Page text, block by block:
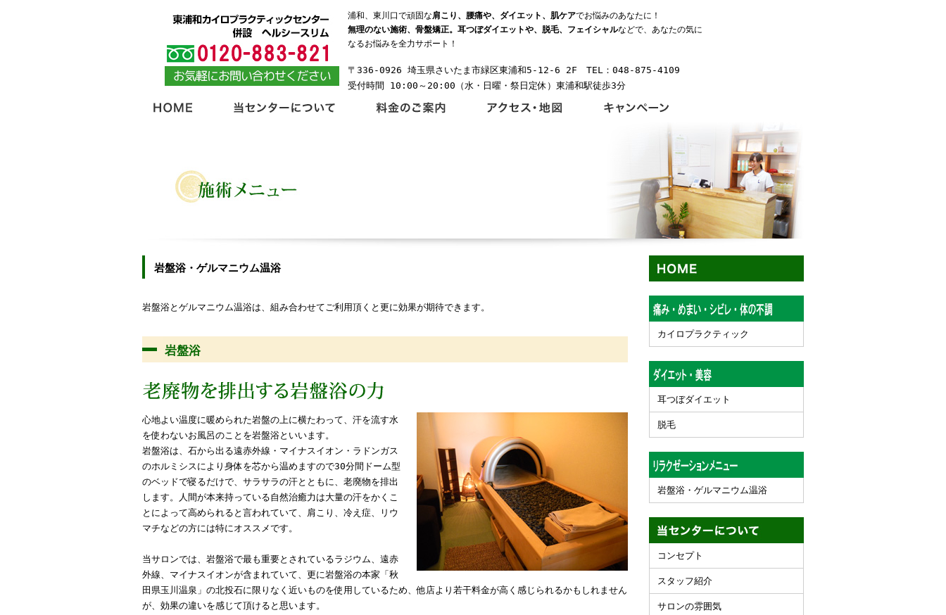
浦和、東川口で頑固な肩こり、腰痛や、ダイエット、肌ケアでお悩みのあなたに！
無理のない施術、骨盤矯正。耳つぼダイエットや、脱毛、フェイシャルなどで、あなたの気に
なるお悩みを全力サポート！
〒336-0926 埼玉県さいたま市緑区東浦和5-12-6 2F TEL：048-875-4109
受付時間 10:00～20:00（水・日曜・祭日定休）東浦和駅徒歩3分
岩盤浴・ゲルマニウム温浴
岩盤浴とゲルマニウム温浴は、組み合わせてご利用頂くと更に効果が期待できます。
岩盤浴
心地よい温度に暖められた岩盤の上に横たわって、汗を流す水
を使わないお風呂のことを岩盤浴といいます。
岩盤浴は、石から出る遠赤外線・マイナスイオン・ラドンガス
のホルミシスにより身体を芯から温めますので30分間ドーム型
のベッドで寝るだけで、サラサラの汗とともに、老廃物を排出
します。人間が本来持っている自然治癒力は大量の汗をかくこ
とによって高められると言われていて、肩こり、冷え症、リウ
マチなどの方には特にオススメです。
当サロンでは、岩盤浴で最も重要とされているラジウム、遠赤
外線、マイナスイオンが含まれていて、更に岩盤浴の本家「秋
田県玉川温泉」の北投石に限りなく近いものを使用しているため、他店より若干料金が高く感じられるかもしれません
が、効果の違いを感じて頂けると思います。
カイロプラクティック
耳つぼダイエット
脱毛
岩盤浴・ゲルマニウム温浴
コンセプト
スタッフ紹介
サロンの雰囲気